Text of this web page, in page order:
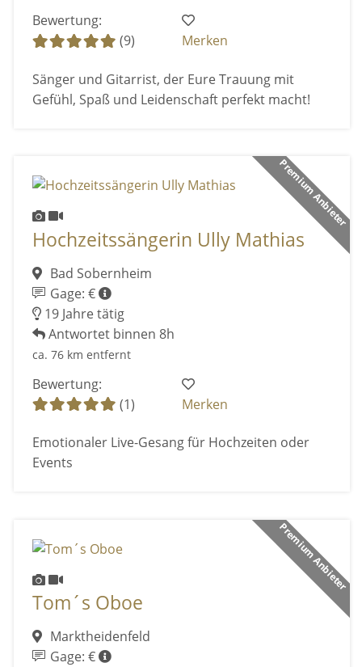
Bewertung:
(9)
Merken
Sänger und Gitarrist, der Eure Trauung mit
Gefühl, Spaß und Leidenschaft perfekt macht!
Premium Anbieter
Hochzeitssängerin Ully Mathias
Bad Sobernheim
Gage: €
19 Jahre tätig
Antwortet binnen 8h
ca. 76 km entfernt
Bewertung:
(1)
Merken
Emotionaler Live-Gesang für Hochzeiten oder
Events
Premium Anbieter
Tom´s Oboe
Marktheidenfeld
Gage: €